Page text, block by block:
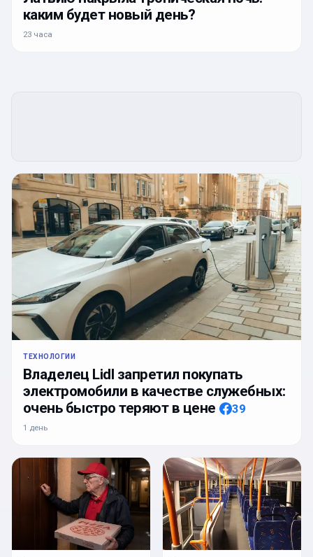
каким будет новый день?
23 часа
ТЕХНОЛОГИИ
Владелец Lidl запретил покупать
электромобили в качестве служебных:
очень быстро теряют в цене
39
1 день